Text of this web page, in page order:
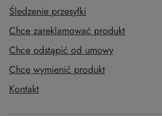
Śledzenie przesyłki
Chcę zareklamować produkt
Chcę odstąpić od umowy
Chcę wymienić produkt
Kontakt